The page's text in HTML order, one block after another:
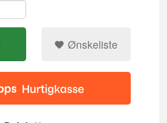
Ønskeliste